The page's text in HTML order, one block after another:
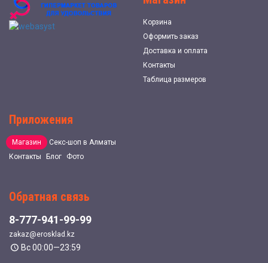
Корзина
Оформить заказ
Доставка и оплата
Контакты
Таблица размеров
Приложения
Магазин
Секс-шоп в Алматы
Контакты
Блог Фото
Обратная связь
8-777-941-99-99
zakaz@erosklad.kz
Вс 00:00—23:59